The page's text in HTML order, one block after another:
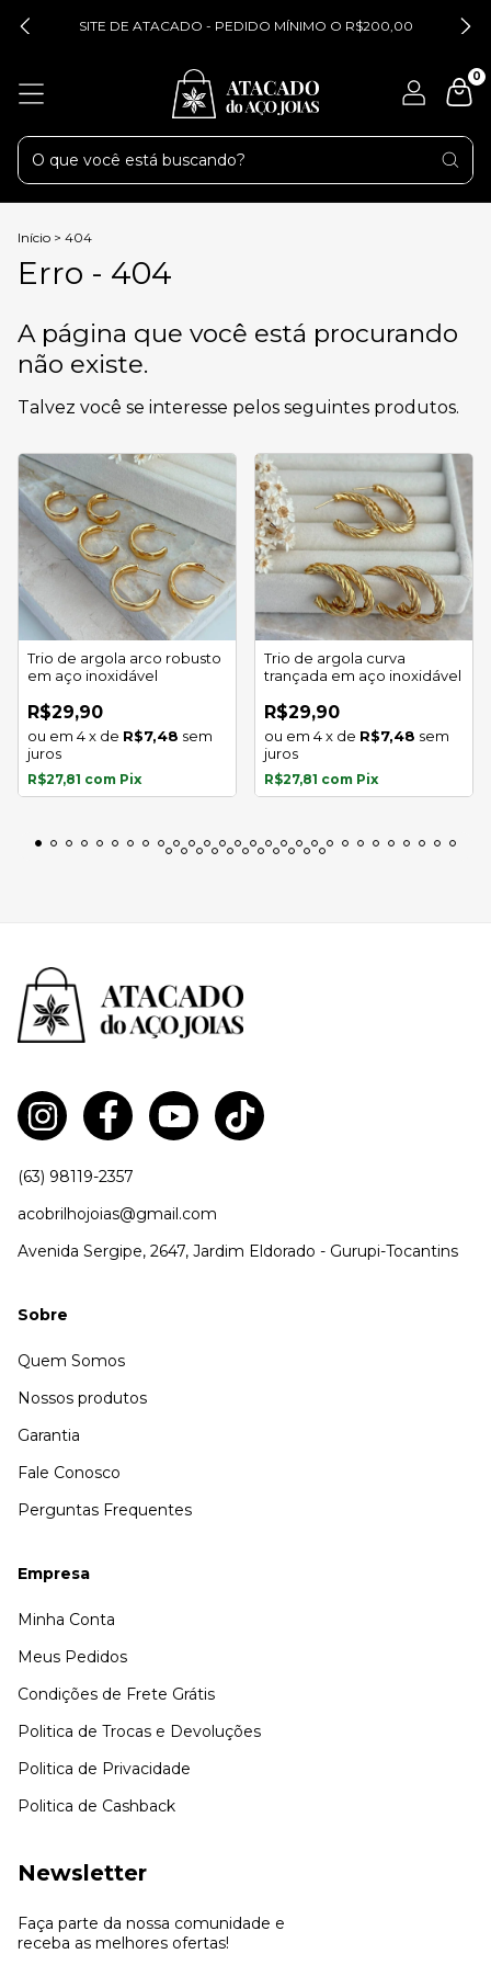
SITE DE ATACADO - PEDIDO MÍNIMO O R$200,00
0
Início > 404
Erro - 404
A página que você está procurando
não existe.
Talvez você se interesse pelos seguintes produtos.
Trio de argola arco robusto
em aço inoxidável
R$29,90
4x de R$7,48 sem
juros
R$27,81 com Pix
Trio de argola curva
trançada em aço inoxidável
R$29,90
4x de R$7,48 sem
juros
R$27,81 com Pix
(63) 98119-2357
acobrilhojoias@gmail.com
Avenida Sergipe, 2647, Jardim Eldorado - Gurupi-Tocantins
Sobre
Quem Somos
Nossos produtos
Garantia
Fale Conosco
Perguntas Frequentes
Empresa
Minha Conta
Meus Pedidos
Condições de Frete Grátis
Politica de Trocas e Devoluções
Politica de Privacidade
Politica de Cashback
Newsletter
Faça parte da nossa comunidade e
receba as melhores ofertas!